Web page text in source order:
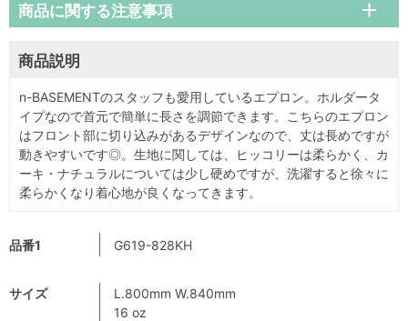
品番1 G619-828KH
サイズ
L.800mm W.840mm
16 oz
商品説明
n-BASEMENTのスタッフも愛用しているエプロン。ホルダータ
イプなので首元で簡単に長さを調節できます。こちらのエプロン
はフロント部に切り込みがあるデザインなので、丈は長めですが
動きやすいです◎。生地に関しては、ヒッコリーは柔らかく、カ
ーキ・ナチュラルについては少し硬めですが、洗濯すると徐々に
柔らかくなり着心地が良くなってきます。
商品に関する注意事項